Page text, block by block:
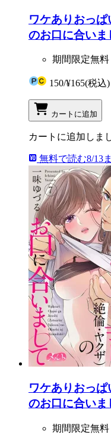
ワケありおっぱ
のお口に合いま
期間限定無料
150/¥165(税込)
カートに追加
カートに追加しま
無料で読む8/13
ワケありおっぱ
のお口に合いま
期間限定無料